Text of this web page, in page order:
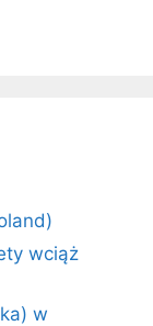
wciąż
w